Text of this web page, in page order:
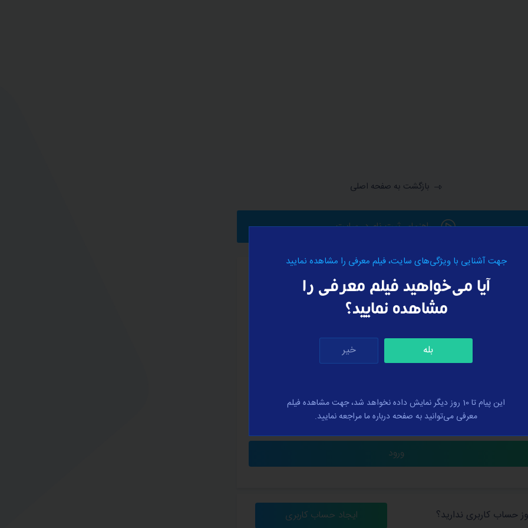
بازگشت به صفحه اصلی
راهنمای ثبت نام در سایت
ورود به حساب کاربری
من را به خاطر بسپار
حساب کاربری ندارید؟ ایجاد حساب کاربری
جهت آشنایی با ویژگی‌های سایت، فیلم معرفی را مشاهده نمایید
آیا می‌خواهید فیلم معرفی را
مشاهده نمایید؟
بله خیر
این پیام تا 10 روز دیگر نمایش داده نخواهد شد، جهت مشاهده فیلم
معرفی می‌توانید به صفحه درباره ما مراجعه نمایید.